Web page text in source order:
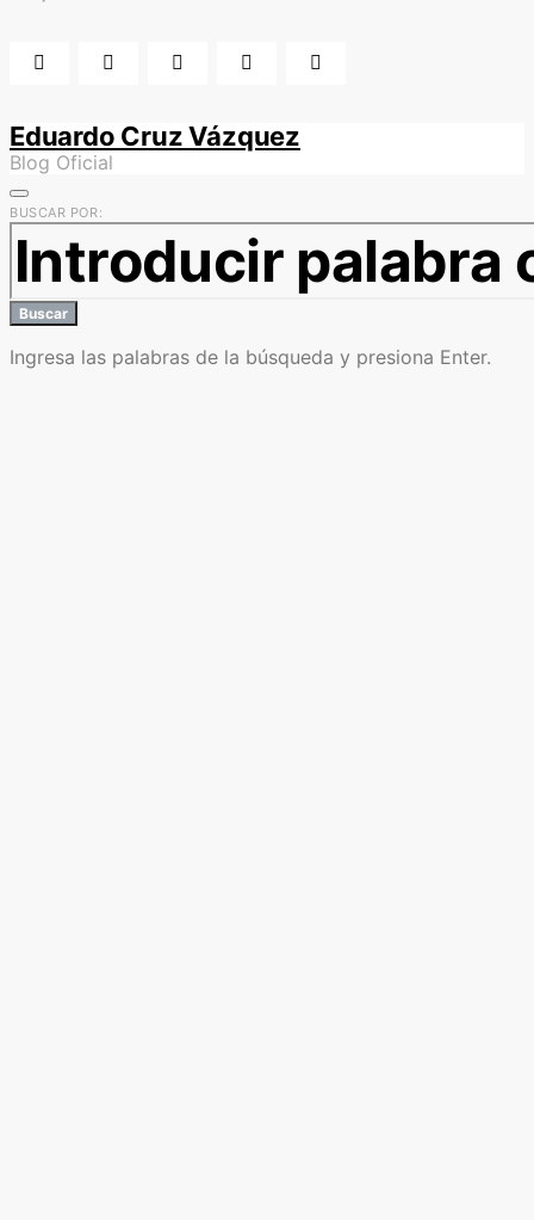
Eduardo Cruz Vázquez
Blog Oficial
BUSCAR POR:
Buscar
Ingresa las palabras de la búsqueda y presiona Enter.